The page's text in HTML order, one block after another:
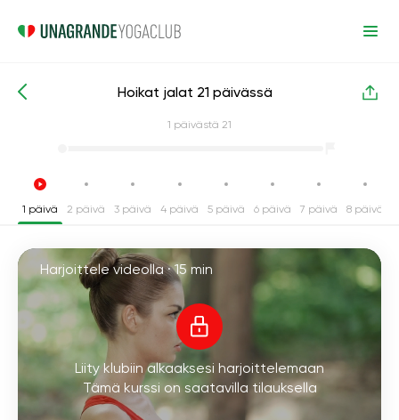
Intensiiviset joogakurssit Jalat
Hoikat jalat 21 päivässä
1 päivästä 21
1 päivä 2 päivä 3 päivä 4 päivä 5 päivä 6 päivä 7 päivä 8 päivä
Harjoittele videolla ·15 min
Liity klubiin alkaaksesi harjoittelemaan
Tämä kurssi on saatavilla tilauksella